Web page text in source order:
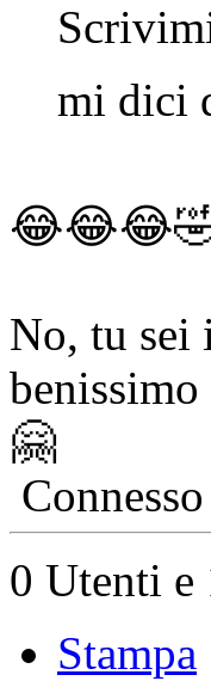
mi dici
No, tu sei
🤗
Connesso
0 Utenti e
Stampa